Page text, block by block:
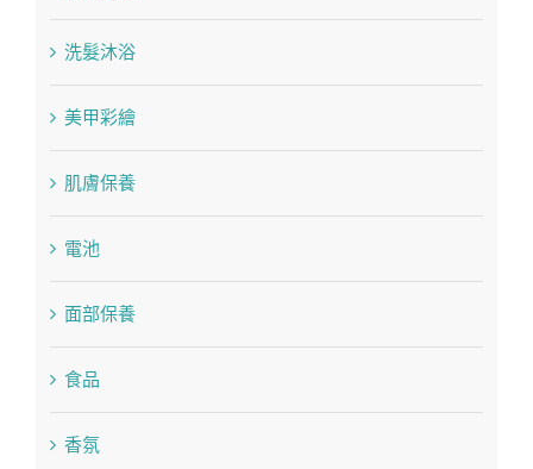
洗髮沐浴
美甲彩繪
肌膚保養
電池
面部保養
食品
香氛